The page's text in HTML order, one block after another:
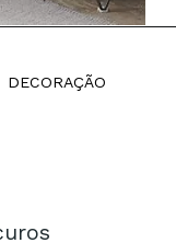
DECORAÇÃO